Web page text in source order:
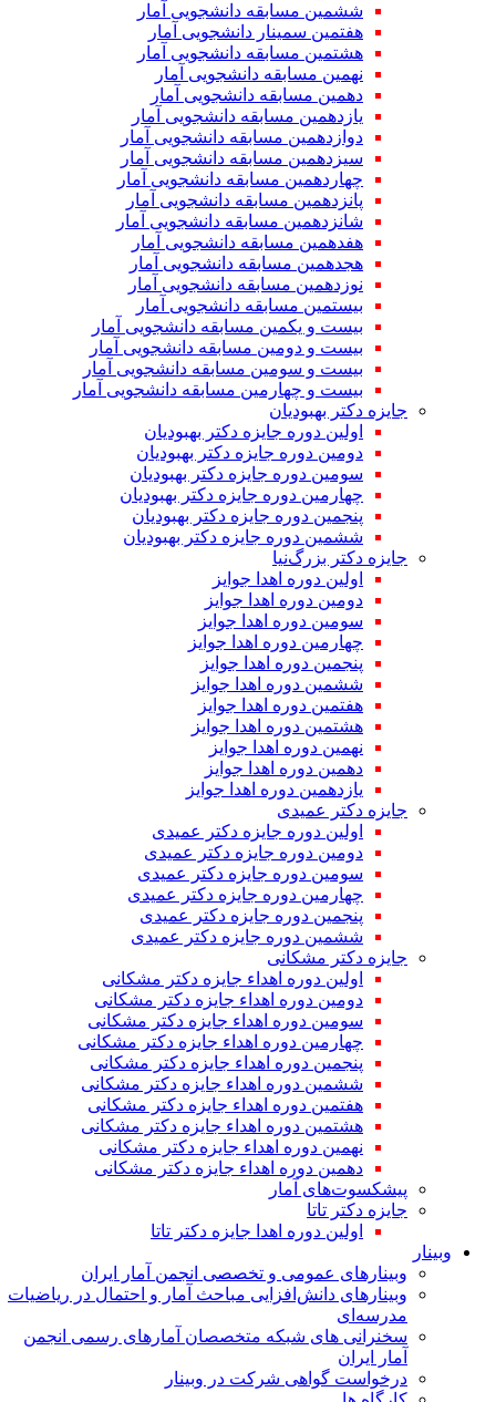
ششمین مسابقه دانشجویی آمار
هفتمین سمینار دانشجویی آمار
هشتمین مسابقه دانشجویی آمار
نهمین مسابقه دانشجویی آمار
دهمین مسابقه دانشجویی آمار
یازدهمین مسابقه دانشجویی آمار
دوازدهمین مسابقه دانشجویی آمار
سیزدهمین مسابقه دانشجویی آمار
چهاردهمین مسابقه دانشجویی آمار
پانزدهمین مسابقه دانشجویی آمار
شانزدهمین مسابقه دانشجویی آمار
هفدهمین مسابقه دانشجویی آمار
هجدهمین مسابقه دانشجویی آمار
نوزدهمین مسابقه دانشجویی آمار
بیستمین مسابقه دانشجویی آمار
بیست و یکمین مسابقه دانشجویی آمار
بیست و دومین مسابقه دانشجویی آمار
بیست و سومین مسابقه دانشجویی آمار
بیست و چهارمین مسابقه دانشجویی آمار
جایزه دکتر بهبودیان
اولین دوره جایزه دکتر بهبودیان
دومین دوره جایزه دکتر بهبودیان
سومین دوره جایزه دکتر بهبودیان
چهارمین دوره جایزه دکتر بهبودیان
پنجمین دوره جایزه دکتر بهبودیان
ششمین دوره جایزه دکتر بهبودیان
جایزه دکتر بزرگ‌نیا
اولین دوره اهدا جوایز
دومین دوره اهدا جوایز
سومین دوره اهدا جوایز
چهارمین دوره اهدا جوایز
پنجمین دوره اهدا جوایز
ششمین دوره اهدا جوایز
هفتمین دوره اهدا جوایز
هشتمین دوره اهدا جوایز
نهمین دوره اهدا جوایز
دهمین دوره اهدا جوایز
یازدهمین دوره اهدا جوایز
جایزه دکتر عمیدی
اولین دوره جایزه دکتر عمیدی
دومین دوره جایزه دکتر عمیدی
سومین دوره جایزه دکتر عمیدی
چهارمین دوره جایزه دکتر عمیدی
پنجمین دوره جایزه دکتر عمیدی
ششمین دوره جایزه دکتر عمیدی
جایزه دکتر مشکانی
اولین دوره اهداء جایزه دکتر مشکانی
دومین دوره اهداء جایزه دکتر مشکانی
سومین دوره اهداء جایزه دکتر مشکانی
چهارمین دوره اهداء جایزه دکتر مشکانی
پنجمین دوره اهداء جایزه دکتر مشکانی
ششمین دوره اهداء جایزه دکتر مشکانی
هفتمین دوره اهداء جایزه دکتر مشکانی
هشتمین دوره اهداء جایزه دکتر مشکانی
نهمین دوره اهداء جایزه دکتر مشکانی
دهمین دوره اهداء جایزه دکتر مشکانی
پیشکسوت‌های آمار
جایزه دکتر تاتا
اولین دوره اهدا جایزه دکتر تاتا
وبینار
وبینارهای عمومی و تخصصی انجمن آمار ایران
وبینارهای دانش‌افزایی مباحث آمار و احتمال در ریاضیات
مدرسه‌ای
سخنرانی های شبکه متخصصان آمارهای رسمی انجمن
آمار ایران
درخواست گواهی شرکت در وبینار